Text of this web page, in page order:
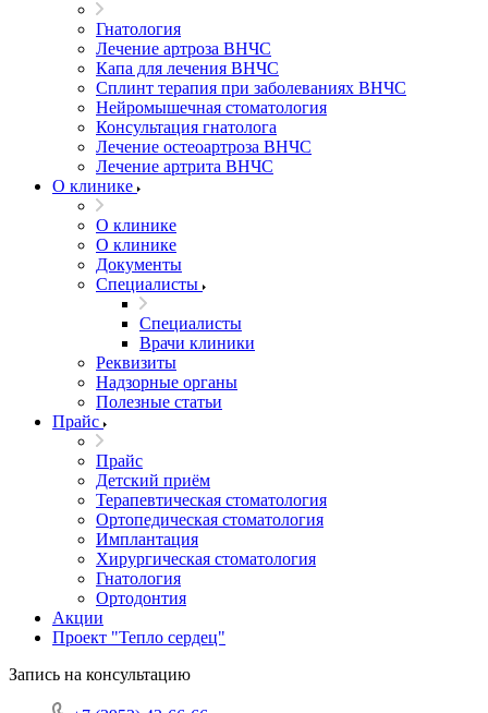
Гнатология
Лечение артроза ВНЧС
Капа для лечения ВНЧС
Сплинт терапия при заболеваниях ВНЧС
Нейромышечная стоматология
Консультация гнатолога
Лечение остеоартроза ВНЧС
Лечение артрита ВНЧС
О клинике
О клинике
О клинике
Документы
Специалисты
Специалисты
Врачи клиники
Реквизиты
Надзорные органы
Полезные статьи
Прайс
Прайс
Детский приём
Терапевтическая стоматология
Ортопедическая стоматология
Имплантация
Хирургическая стоматология
Гнатология
Ортодонтия
Акции
Проект "Тепло сердец"
Запись на консультацию